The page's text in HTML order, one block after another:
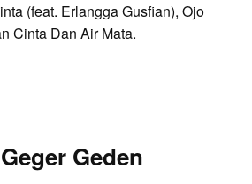
(feat. Erlangga Gusfian), Ojo
Cinta Dan Air Mata.
Geden